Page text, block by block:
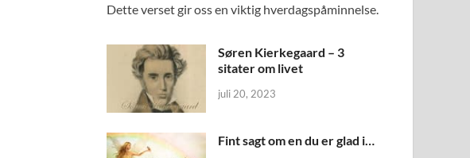
Dette verset gir oss en viktig hverdagspåminnelse.
Søren Kierkegaard – 3
sitater om livet
juli 20, 2023
Fint sagt om en du er glad i…